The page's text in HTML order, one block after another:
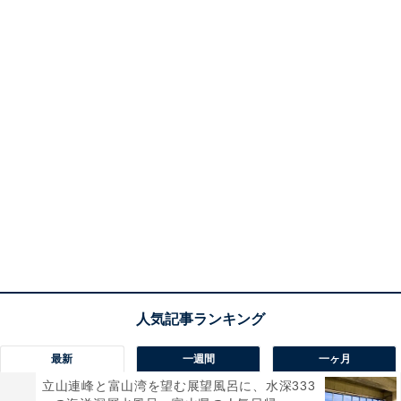
最新 一週間 一ヶ月
立山連峰と富山湾を望む展望風呂に、水深333